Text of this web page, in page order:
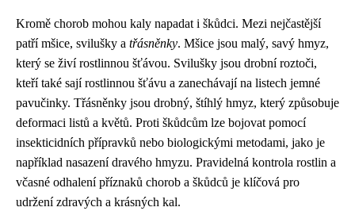
Kromě chorob mohou kaly napadat i škůdci. Mezi nejčastější
patří mšice, svilušky a třásněnky. Mšice jsou malý, savý hmyz,
který se živí rostlinnou šťávou. Svilušky jsou drobní roztoči,
kteří také sají rostlinnou šťávu a zanechávají na listech jemné
pavučinky. Třásněnky jsou drobný, štíhlý hmyz, který způsobuje
deformaci listů a květů. Proti škůdcům lze bojovat pomocí
insekticidních přípravků nebo biologickými metodami, jako je
například nasazení dravého hmyzu. Pravidelná kontrola rostlin a
včasné odhalení příznaků chorob a škůdců je klíčová pro
udržení zdravých a krásných kal.